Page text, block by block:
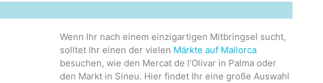
Wenn Ihr nach einem einzigartigen Mitbringsel sucht,
solltet Ihr einen der vielen Märkte auf Mallorca
besuchen, wie den Mercat de l’Olivar in Palma oder
den Markt in Sineu. Hier findet Ihr eine große Auswahl